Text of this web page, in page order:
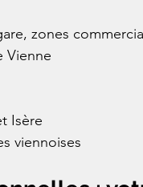
zones
Vienne
Isère
viennoises